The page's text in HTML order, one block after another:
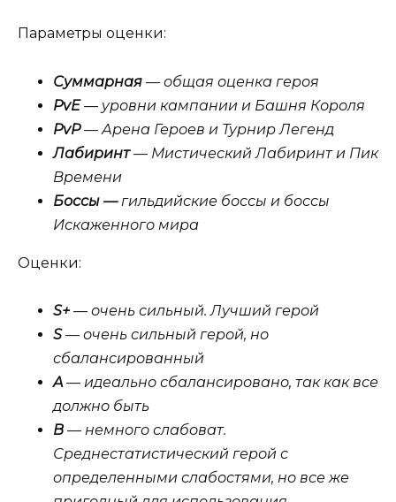
Параметры оценки:
Суммарная — общая оценка героя
PvE— уровни кампании и Башня Короля
PvP— Арена Героев и Турнир Легенд
Лабиринт— Мистический Лабиринт и Пик
Времени
Боссы — гильдийские боссы и боссы
Искаженного мира
Оценки:
S+ — очень сильный. Лучший герой
S— очень сильный герой, но
сбалансированный
A— идеально сбалансировано, так как все
должно быть
B — немного слабоват.
Среднестатистический герой с
определенными слабостями, но все же